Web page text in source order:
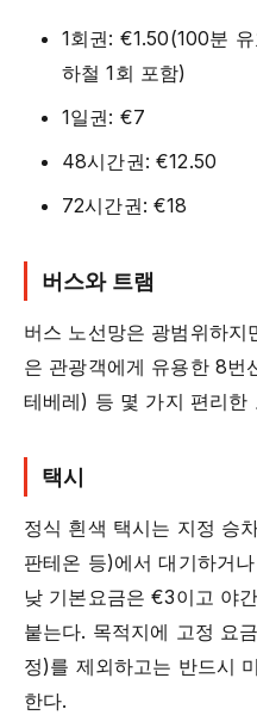
1회권: €1.50(100분
하철 1회 포함)
1일권: €7
48시간권: €12.50
72시간권: €18
버스와 트램
버스 노선망은 광범위하
은 관광객에게 유용한 8번
테베레) 등 몇 가지 편리한
택시
정식 흰색 택시는 지정 승
판테온 등)에서 대기하거
낮 기본요금은 €3이고 야
붙는다. 목적지에 고정 요
정)를 제외하고는 반드시
한다.